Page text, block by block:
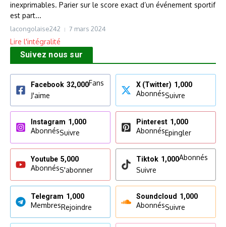
inexprimables. Parier sur le score exact d’un événement sportif
est part...
lacongolaise242 7 mars 2024
Lire l'intégralité
Suivez nous sur
Facebook 32,000Fans
J'aime
X (Twitter) 1,000
AbonnésSuivre
Instagram 1,000
AbonnésSuivre
Pinterest 1,000
AbonnésEpingler
Youtube 5,000
AbonnésS'abonner
Tiktok 1,000Abonnés
Suivre
Telegram 1,000
MembresRejoindre
Soundcloud 1,000
AbonnésSuivre